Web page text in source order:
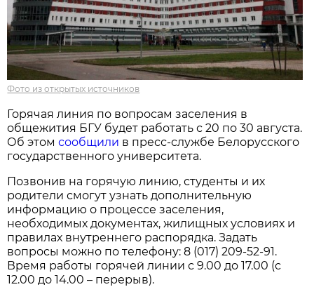
Фото из открытых источников
Горячая линия по вопросам заселения в
общежития БГУ будет работать с 20 по 30 августа.
Об этомсообщили в пресс-службе Белорусского
государственного университета.
Позвонив на горячую линию, студенты и их
родители смогут узнать дополнительную
информацию о процессе заселения,
необходимых документах, жилищных условиях и
правилах внутреннего распорядка. Задать
вопросы можно по телефону: 8 (017) 209-52-91.
Время работы горячей линии с 9.00 до 17.00 (с
12.00 до 14.00 – перерыв).